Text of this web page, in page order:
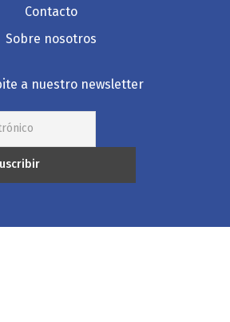
Contacto
Sobre nosotros
a nuestro newsletter